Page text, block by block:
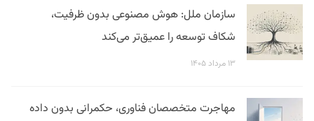
سازمان ملل: هوش مصنوعی بدون ظرفیت،
شکاف توسعه را عمیق‌تر می‌کند
۱۳ مرداد ۱۴۰۵
مهاجرت متخصصان فناوری، حکمرانی بدون داده